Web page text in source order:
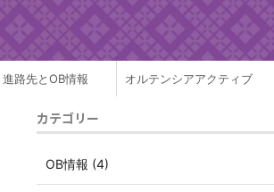
進路先とOB情報 オルテンシアアクティブ
カテゴリー
OB情報 (4)